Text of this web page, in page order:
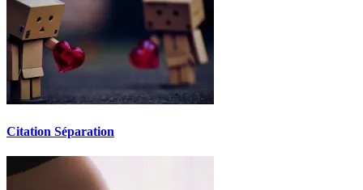
Citation Séparation